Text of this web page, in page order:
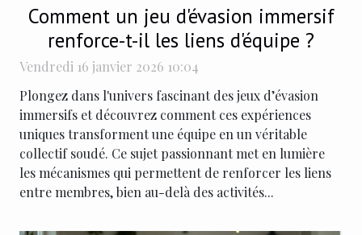
Comment un jeu d'évasion immersif
renforce-t-il les liens d'équipe ?
Vendredi 16 janvier 2026 10:04
Plongez dans l'univers fascinant des jeux d’évasion
immersifs et découvrez comment ces expériences
uniques transforment une équipe en un véritable
collectif soudé. Ce sujet passionnant met en lumière
les mécanismes qui permettent de renforcer les liens
entre membres, bien au-delà des activités...